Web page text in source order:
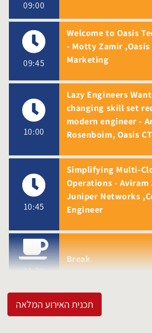
09:00
09:45
Welcome to Oasis
- Motty Zamir ,Oasis
Marketing
10:00
Lazy Engineers
changing skill set
modern engineer -
Rosenboim, Oasis
10:45
Simplifying Multi-
Operations - Aviram
Juniper Networks
Engineer
11:30
Break
תכנית האירוע המלאה